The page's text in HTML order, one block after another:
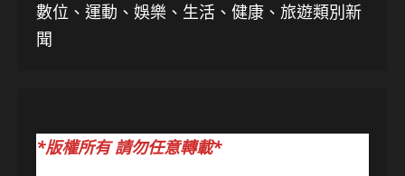
數位、運動、娛樂、生活、健康、旅遊類別新
聞
*版權所有 請勿任意轉載*